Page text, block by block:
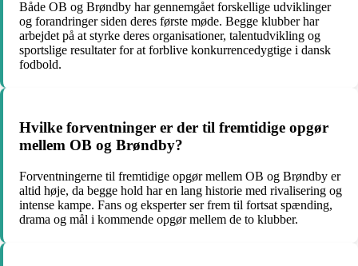
Både OB og Brøndby har gennemgået forskellige udviklinger
og forandringer siden deres første møde. Begge klubber har
arbejdet på at styrke deres organisationer, talentudvikling og
sportslige resultater for at forblive konkurrencedygtige i dansk
fodbold.
Hvilke forventninger er der til fremtidige opgør
mellem OB og Brøndby?
Forventningerne til fremtidige opgør mellem OB og Brøndby er
altid høje, da begge hold har en lang historie med rivalisering og
intense kampe. Fans og eksperter ser frem til fortsat spænding,
drama og mål i kommende opgør mellem de to klubber.